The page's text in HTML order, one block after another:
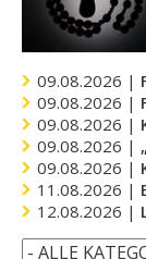
09.08.2026 |
09.08.2026 |
09.08.2026 |
09.08.2026 |
09.08.2026 |
11.08.2026 |
12.08.2026 |